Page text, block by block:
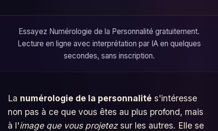
Essayez Numérologie de la Personnalité gratuitement.
Lecture en ligne avec interprétation par IA en quelques
secondes, sans inscription.
La numérologie de la personnalité s'intéresse
non pas à ce que vous êtes au plus profond, mais
à l'image que vous projetezsur les autres. Elle se